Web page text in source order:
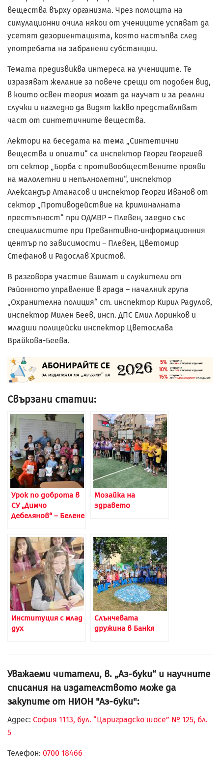
вещества върху организма. Чрез помощта на
симулационни очила някои от учениците успяват да
усетят дезориентацията, която настъпва след
употребата на забранени субстанции.
Темата предизвиква интереса на учениците. Те
изразяват желание за повече срещи от подобен вид,
в които освен теория могат да научат и за реални
случки и нагледно да видят какво представляват
част от синтетичните вещества.
Лектори на беседата на тема „Синтетични
вещества и опиати“ са инспектор Георги Георгиев
от сектор „Борба с противообществените прояви
на малолетни и непълнолетни“, инспектор
Александър Атанасов и инспектор Георги Иванов от
сектор „Противодействие на криминалната
престъпност“ при ОДМВР – Плевен, заедно със
специалистите при Превантивно-информационния
център по зависимости – Плевен, Цветомир
Стефанов и Радослав Христов.
В разговора участие взимат и служители от
Районното управление в града – началник група
„Охранителна полиция“ ст. инспектор Кирил Радулов,
инспектор Милен Беев, инсп. ДПС Емил Лоринков и
младши полицейски инспектор Цветослава
Врайкова-Беева.
Свързани статии:
Урок по доброта в
СУ „Димчо
Дебелянов“ – Белене
Мозайка на
здравето
Институция с млад
дух
Слънчевата
дружина в Банкя
Уважаеми читатели, в. „Аз-буки“ и научните
списания на издателството може да
закупите от НИОН "Аз-буки":
Адрес: София 1113, бул. “Цариградско шосе” № 125, бл.
5
Телефон: 0700 18466